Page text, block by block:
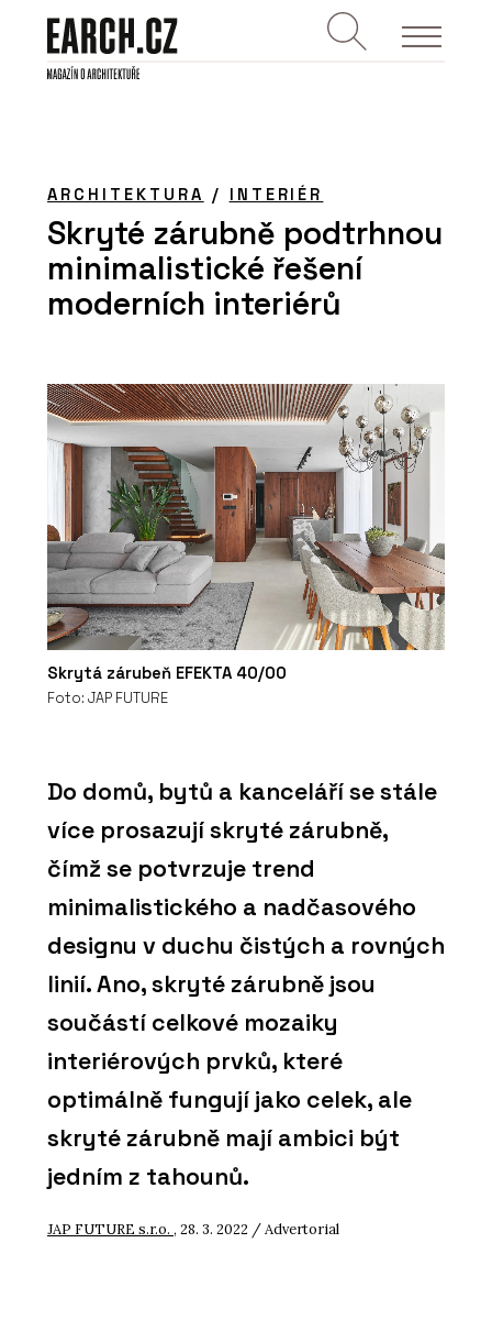
ARCHITEKTURA / INTERIÉR
Skryté zárubně podtrhnou
minimalistické řešení
moderních interiérů
Skrytá zárubeň EFEKTA 40/00
Foto: JAP FUTURE
Do domů, bytů a kanceláří se stále
více prosazují skryté zárubně,
čímž se potvrzuje trend
minimalistického a nadčasového
designu v duchu čistých a rovných
linií. Ano, skryté zárubně jsou
součástí celkové mozaiky
interiérových prvků, které
optimálně fungují jako celek, ale
skryté zárubně mají ambici být
jedním z tahounů.
JAP FUTURE s.r.o. , 28. 3. 2022 / Advertorial